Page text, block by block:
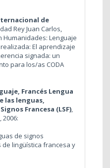
de
Rey Juan Carlos,
Lenguaje
El aprendizaje
signada: un
para los/as CODA
Francés Lengua
las lenguas,
Francesa (LSF),
2006:
de signos
lingüística francesa y